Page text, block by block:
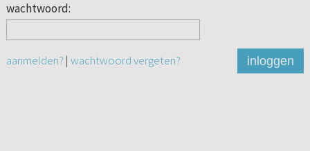
wachtwoord:
aanmelden? | wachtwoord vergeten? inloggen